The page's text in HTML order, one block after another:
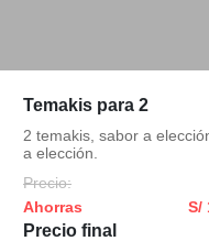
Temakis para 2
2 temakis, sabor a
a elección.
Precio:
Ahorras
S/
Precio final